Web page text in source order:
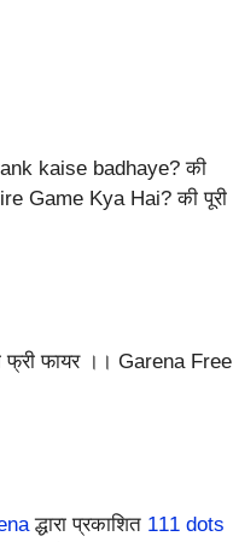
kaise badhaye? की
Game Kya Hai? की पूरी
फ्री फायर ।। Garena Free
द्धारा प्रकाशित 111 dots